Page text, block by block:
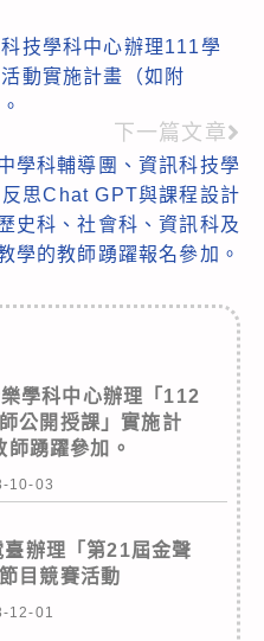
技學科中心辦理111學
動實施計畫（如附
下一篇文章
學科輔導團、資訊科技學
思Chat GPT與課程設計
史科、社會科、資訊科及
學的教師踴躍報名參加。
學科中心辦理「112
公開授課」實施計
踴躍參加。
10-03
臺辦理「第21屆金聲
目競賽活動
12-01